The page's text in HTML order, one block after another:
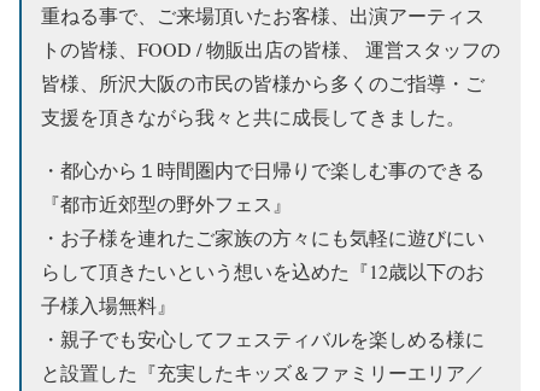
重ねる事で、ご来場頂いたお客様、出演アーティス
トの皆様、FOOD / 物販出店の皆様、 運営スタッフの
皆様、所沢大阪の市民の皆様から多くのご指導・ご
支援を頂きながら我々と共に成長してきました。
・都心から１時間圏内で日帰りで楽しむ事のできる
『都市近郊型の野外フェス』
・お子様を連れたご家族の方々にも気軽に遊びにい
らして頂きたいという想いを込めた『12歳以下のお
子様入場無料』
・親子でも安心してフェスティバルを楽しめる様に
と設置した『充実したキッズ＆ファミリーエリア／